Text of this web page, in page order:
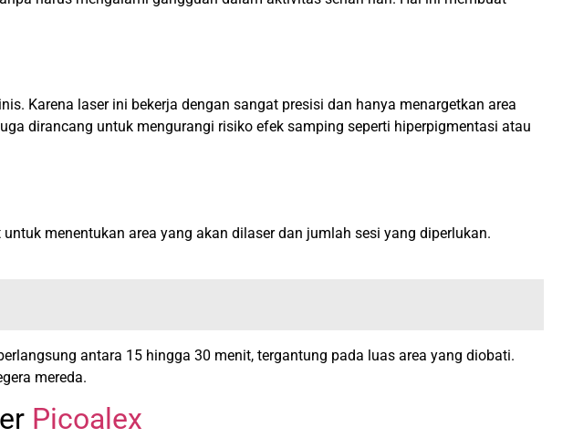
Karena laser ini bekerja dengan sangat presisi dan hanya menargetkan area
dirancang untuk mengurangi risiko efek samping seperti hiperpigmentasi atau
menentukan area yang akan dilaser dan jumlah sesi yang diperlukan.
antara 15 hingga 30 menit, tergantung pada luas area yang diobati.
mereda.
Picoalex